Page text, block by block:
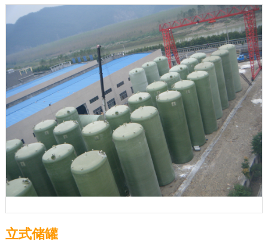
立式储罐